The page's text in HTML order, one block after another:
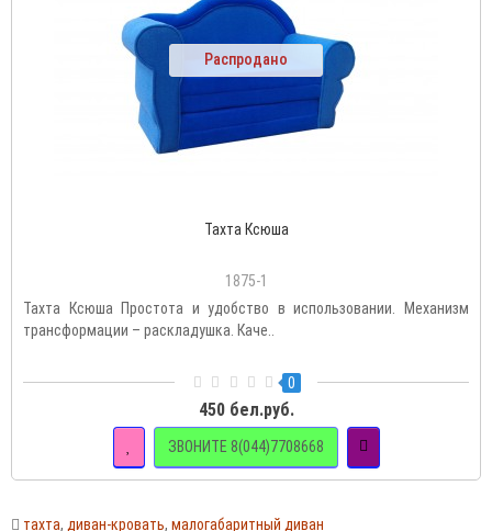
Распродано
Тахта Ксюша
1875-1
Тахта Ксюша Простота и удобство в использовании. Механизм
трансформации – раскладушка. Каче..
0
450 бел.руб.
ЗВОНИТЕ 8(044)7708668
тахта, диван-кровать, малогабаритный диван